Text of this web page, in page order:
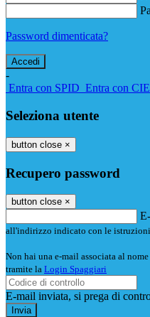
Password dimenticata?
-
Entra con SPID Entra con CIE
Seleziona utente
button close ×
Recupero password
button close ×
all'indirizzo indicato con le istruzioni
Non hai una e-mail associata al
tramite la Login Spaggiari
E-mail inviata, si prega di